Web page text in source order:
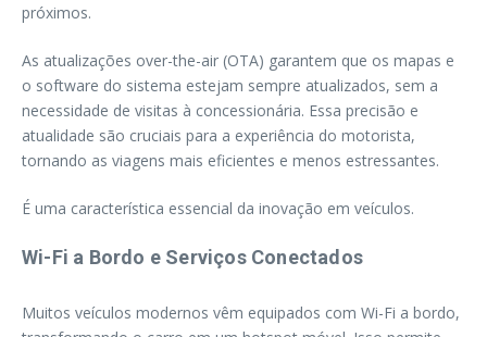
próximos.
As atualizações over-the-air (OTA) garantem que os mapas e
o software do sistema estejam sempre atualizados, sem a
necessidade de visitas à concessionária. Essa precisão e
atualidade são cruciais para a experiência do motorista,
tornando as viagens mais eficientes e menos estressantes.
É uma característica essencial da inovação em veículos.
Wi-Fi a Bordo e Serviços Conectados
Muitos veículos modernos vêm equipados com Wi-Fi a bordo,